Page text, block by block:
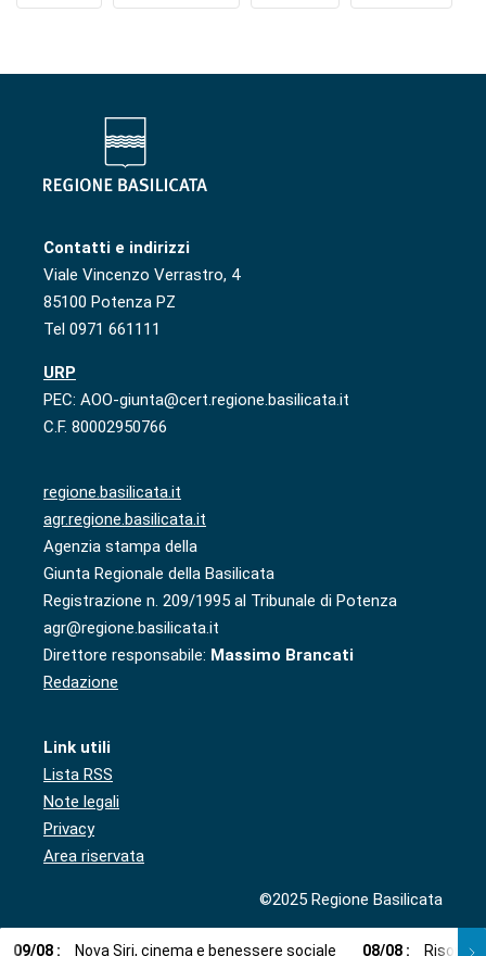
Contatti e indirizzi
Viale Vincenzo Verrastro, 4
85100 Potenza PZ
Tel 0971 661111
URP
PEC: AOO-giunta@cert.regione.basilicata.it
C.F. 80002950766
regione.basilicata.it
agr.regione.basilicata.it
Agenzia stampa della
Giunta Regionale della Basilicata
Registrazione n. 209/1995 al Tribunale di Potenza
agr@regione.basilicata.it
Direttore responsabile: Massimo Brancati
Redazione
Link utili
Lista RSS
Note legali
Privacy
Area riservata
©2025 Regione Basilicata
09/08 : Nova Siri, cinema e benessere sociale 08/08 : Risorse